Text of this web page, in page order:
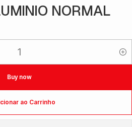
NORMAL
ao Carrinho
Buy now